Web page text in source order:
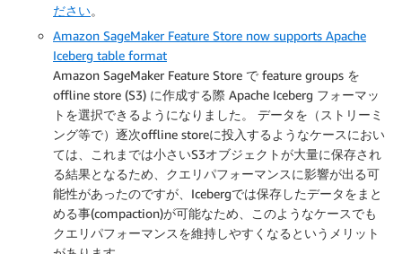
ださい。
Amazon SageMaker Feature Store now supports Apache
Iceberg table format
Amazon SageMaker Feature Store で feature groups を
offline store (S3) に作成する際 Apache Iceberg フォーマッ
トを選択できるようになりました。 データを（ストリーミ
ング等で）逐次offline storeに投入するようなケースにおい
ては、これまでは小さいS3オブジェクトが大量に保存され
る結果となるため、クエリパフォーマンスに影響が出る可
能性があったのですが、Icebergでは保存したデータをまと
める事(compaction)が可能なため、このようなケースでも
クエリパフォーマンスを維持しやすくなるというメリット